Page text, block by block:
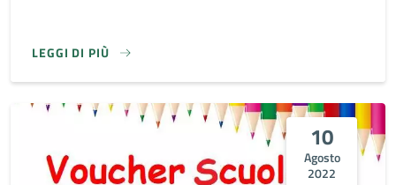
LEGGI DI PIÙ
10
Agosto
2022